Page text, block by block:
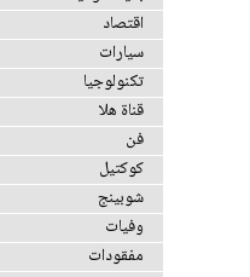
اقتصاد
سيارات
تكنولوجيا
قناة هلا
فن
كوكتيل
شوبينج
وفيات
مفقودات